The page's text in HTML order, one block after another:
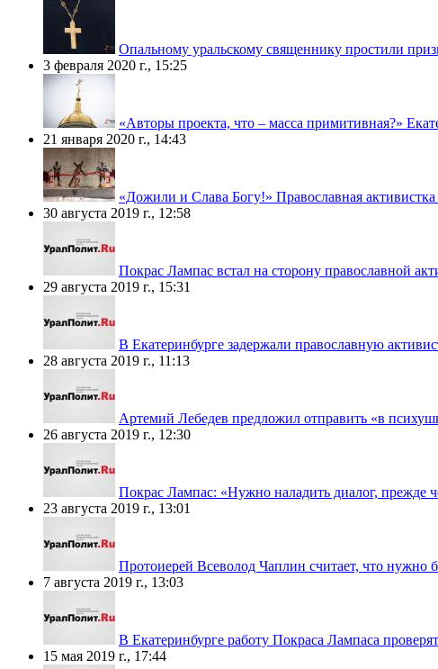
Опальному уральскому священнику простили
3 февраля 2020 г., 15:25
«Авторы проекта, что – масса примитивная?»
21 января 2020 г., 14:43
«Дожили и Слава Богу!» Православная
30 августа 2019 г., 12:58
Покрас Лампас встал на сторону православной
29 августа 2019 г., 15:31
В Екатеринбурге задержали православную
28 августа 2019 г., 11:13
Артемий Лебедев предложил отправить «в
26 августа 2019 г., 12:30
Покрас Лампас: «Нужно наладить диалог, прежде
23 августа 2019 г., 13:01
Протоиерей Всеволод Чаплин считает, что нужно
7 августа 2019 г., 13:03
В Екатеринбурге работу Покраса Лампаса
15 мая 2019 г., 17:44